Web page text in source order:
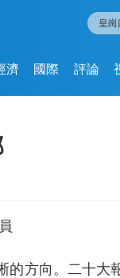
濟 國際 評論
的方向。二十大